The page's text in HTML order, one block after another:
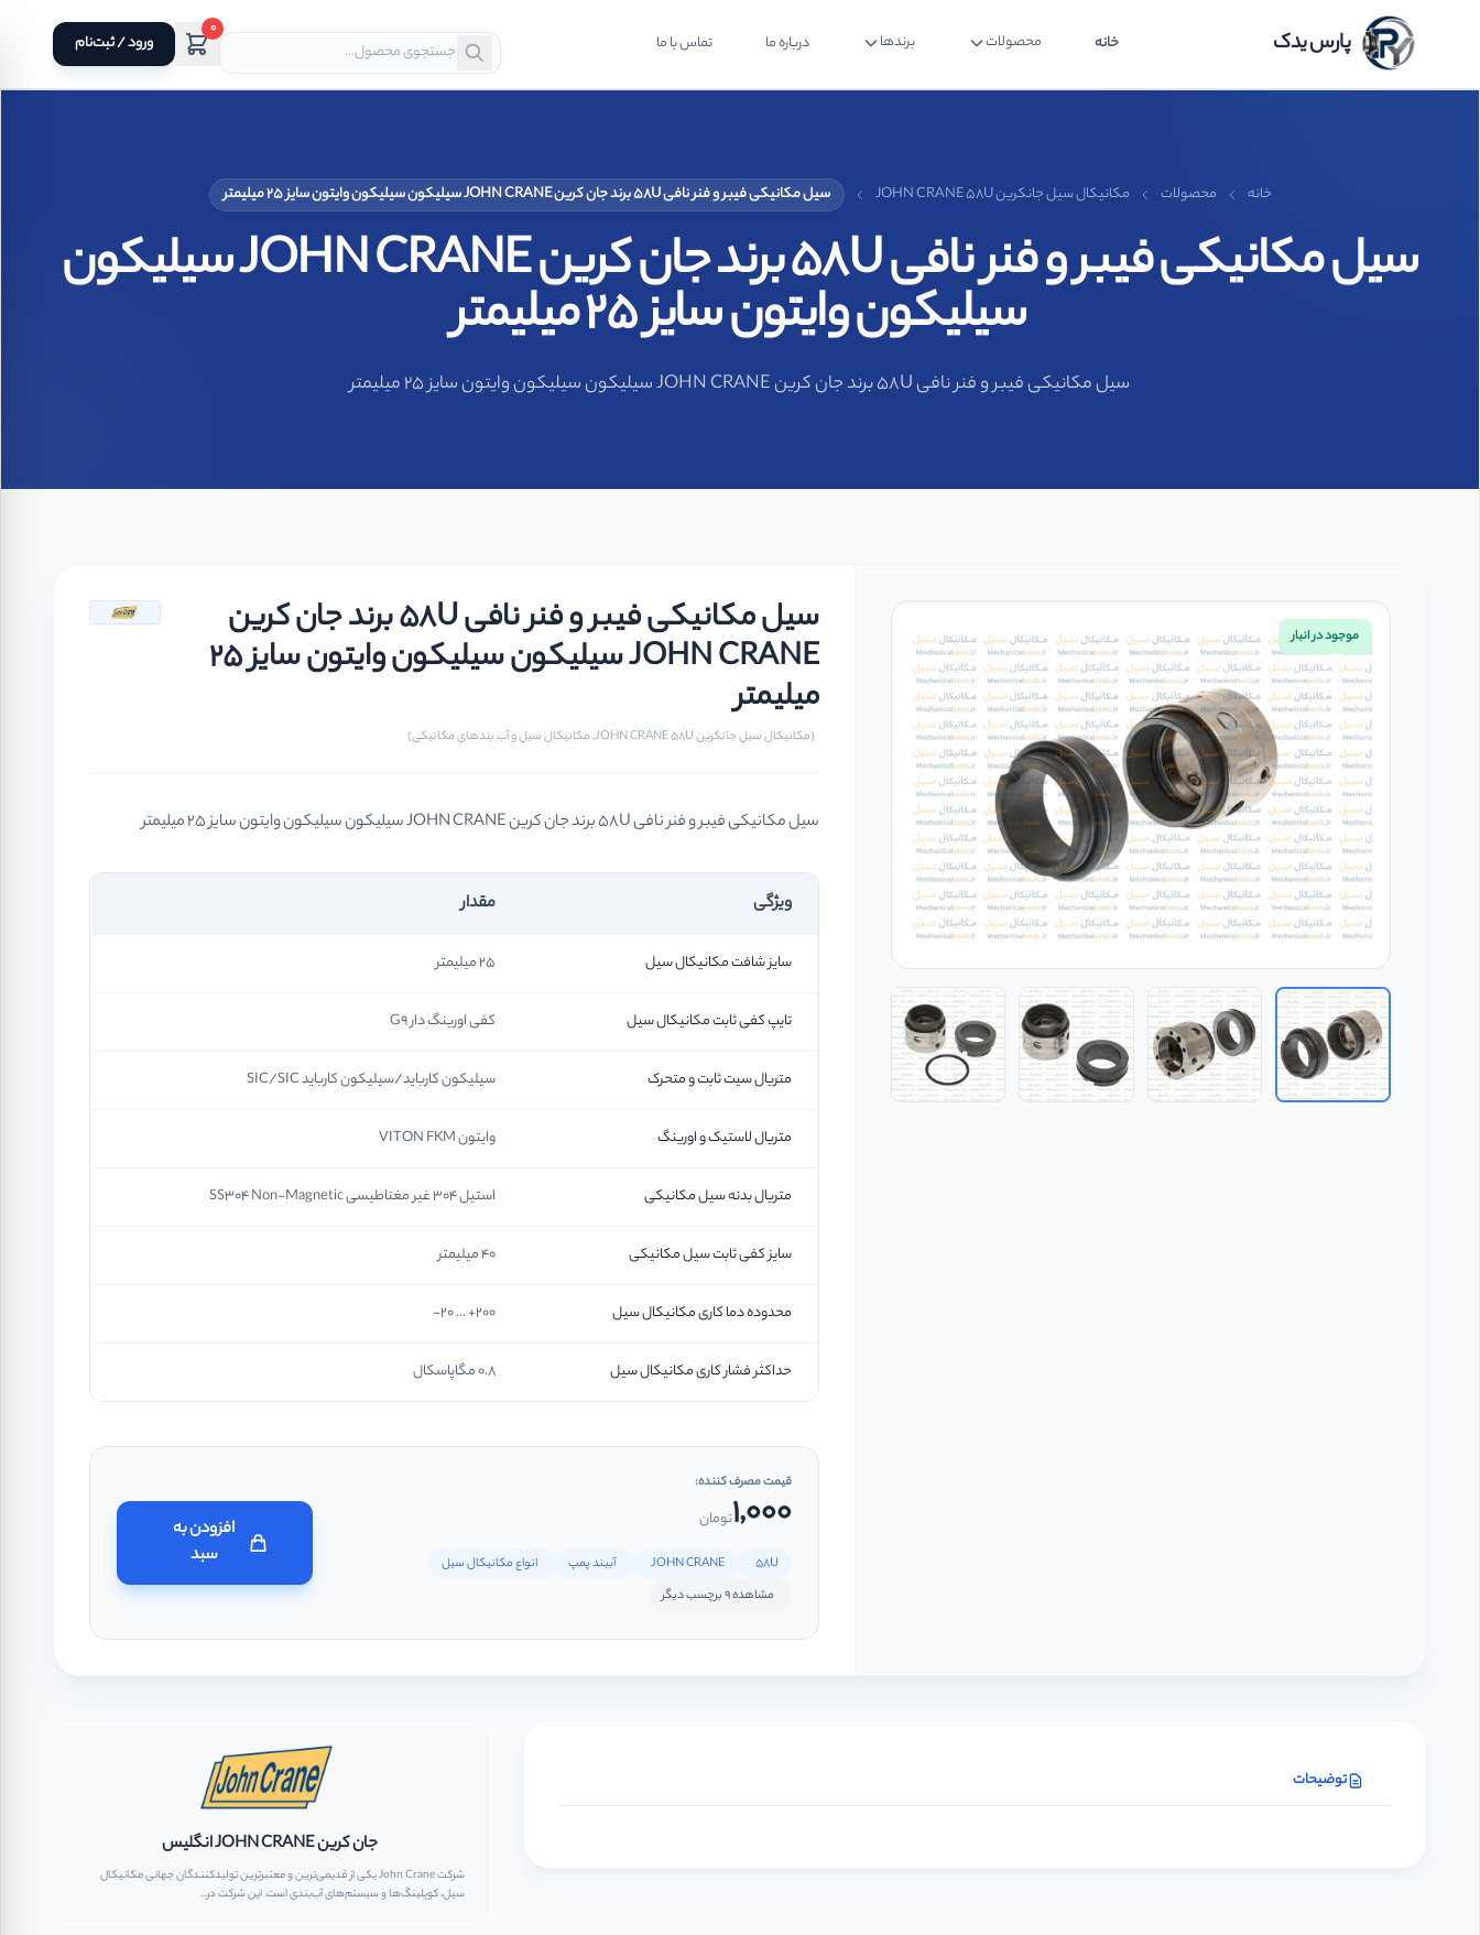
پارس یدک خانه محصولات برندها درباره ما تماس با ما
0
ورود / ثبت‌نام
خانه محصولات مکانیکال سیل جانکرین JOHN CRANE 58U سیل مکانیکی فیبر و فنر نافی 58U برند جان کرین JOHN CRANE سیلیکون سیلیکون وایتون سایز 25 میلیمتر
سیل مکانیکی فیبر و فنر نافی 58U برند جان کرین JOHN CRANE سیلیکون
سیلیکون وایتون سایز 25 میلیمتر
سیل مکانیکی فیبر و فنر نافی 58U برند جان کرین JOHN CRANE سیلیکون سیلیکون وایتون سایز 25 میلیمتر
موجود در انبار
سیل مکانیکی فیبر و فنر نافی 58U برند جان کرین
JOHN CRANE سیلیکون سیلیکون وایتون سایز 25
میلیمتر
(مکانیکال سیل جانکرین JOHN CRANE 58U, مکانیکال سیل و آب بندهای مکانیکی)
سیل مکانیکی فیبر و فنر نافی 58U برند جان کرین JOHN CRANE سیلیکون سیلیکون وایتون سایز 25 میلیمتر
ویژگی مقدار
سایز شافت مکانیکال سیل 25 میلیمتر
تایپ کفی ثابت مکانیکال سیل کفی اورینگ دار G9
متریال سیت ثابت و متحرک سیلیکون کارباید/سیلیکون کارباید SIC/SIC
متریال لاستیک و اورینگ وایتون VITON FKM
متریال بدنه سیل مکانیکی استیل 304 غیر مغناطیسی SS304 Non-Magnetic
سایز کفی ثابت سیل مکانیکی 40 میلیمتر
محدوده دما کاری مکانیکال سیل 200+ ... 20-
حداکثر فشار کاری مکانیکال سیل 0.8 مگاپاسکال
قیمت مصرف کننده:
1,000تومان
58U
JOHN CRANE آببند پمپ
انواع مکانیکال سیل
مشاهده 9 برچسب دیگر
افزودن به
سبد
توضیحات
جان کرین JOHN CRANE انگلیس
شرکت John Crane یکی از قدیمی‌ترین و معتبرترین تولیدکنندگان جهانی مکانیکال
سیل، کوپلینگ‌ها و سیستم‌های آب‌بندی است. این شرکت در...